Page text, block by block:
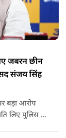
जबरन छीन
संजय सिंह
बड़ा आरोप
लिए पुलिस के